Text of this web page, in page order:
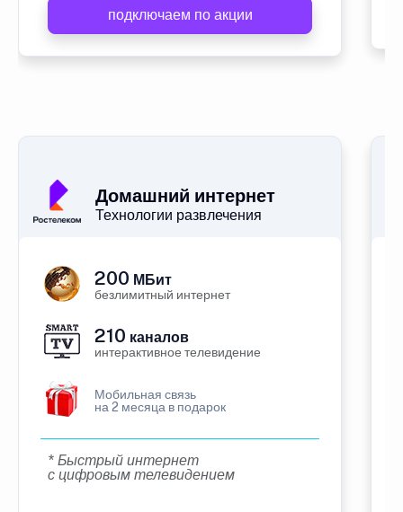
подключаем по акции
Домашний интернет
Технологии развлечения
200 МБит
безлимитный интернет
210 каналов
интерактивное телевидение
Мобильная связь
на 2 месяца в подарок
* Быстрый интернет
с цифровым телевидением